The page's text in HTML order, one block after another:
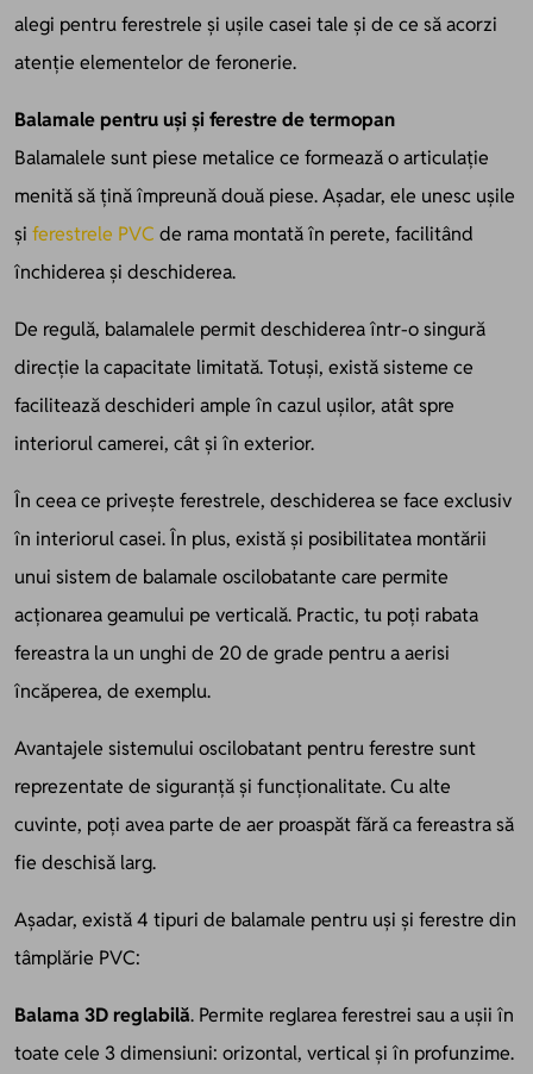
alegi pentru ferestrele și ușile casei tale și de ce să acorzi
atenție elementelor de feronerie.
Balamale pentru uși și ferestre de termopan
Balamalele sunt piese metalice ce formează o articulație
menită să țină împreună două piese. Așadar, ele unesc ușile
și ferestrele PVC de rama montată în perete, facilitând
închiderea și deschiderea.
De regulă, balamalele permit deschiderea într-o singură
direcție la capacitate limitată. Totuși, există sisteme ce
facilitează deschideri ample în cazul ușilor, atât spre
interiorul camerei, cât și în exterior.
În ceea ce privește ferestrele, deschiderea se face exclusiv
în interiorul casei. În plus, există și posibilitatea montării
unui sistem de balamale oscilobatante care permite
acționarea geamului pe verticală. Practic, tu poți rabata
fereastra la un unghi de 20 de grade pentru a aerisi
încăperea, de exemplu.
Avantajele sistemului oscilobatant pentru ferestre sunt
reprezentate de siguranță și funcționalitate. Cu alte
cuvinte, poți avea parte de aer proaspăt fără ca fereastra să
fie deschisă larg.
Așadar, există 4 tipuri de balamale pentru uși și ferestre din
tâmplărie PVC:
Balama 3D reglabilă. Permite reglarea ferestrei sau a ușii în
toate cele 3 dimensiuni: orizontal, vertical și în profunzime.